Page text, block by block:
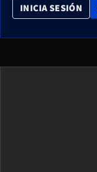
INICIA SESIÓN